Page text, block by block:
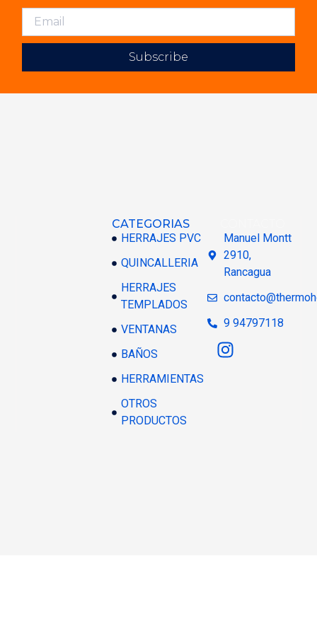
Subscribe
CATEGORIAS
HERRAJES PVC
QUINCALLERIA
HERRAJES
TEMPLADOS
VENTANAS
BAÑOS
HERRAMIENTAS
OTROS
PRODUCTOS
Manuel Montt
2910,
Rancagua
9 94797118